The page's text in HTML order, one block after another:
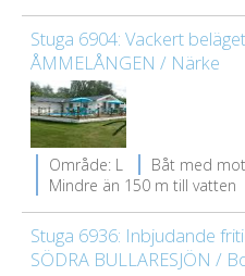
Stuga 6904: Vackert
ÅMMELÅNGEN / Närke
Område: L
Båt med
Mindre än 150 m till vatten
Stuga 6936: Inbjudande
SÖDRA BULLARESJÖN /